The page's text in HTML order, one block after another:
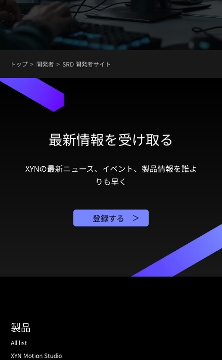
トップ 開発者 SRD 開発者サイト
最新情報を受け取る
XYNの最新ニュース、イベント、製品情報を誰よ
りも早く
登録する
製品
All list
XYN Motion Studio